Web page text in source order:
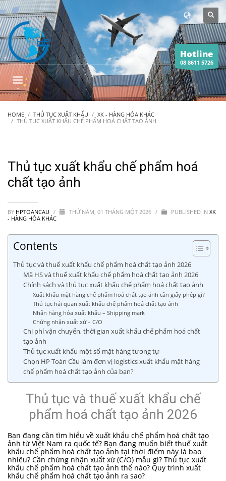
Hotline
08 8611 5726
HOME THỦ TỤC XUẤT KHẨU
XK - HÀNG HÓA KHÁC
THỦ TỤC XUẤT KHẨU CHẾ PHẨM HOÁ CHẤT TẠO ẢNH
Thủ tục xuất khẩu chế phẩm hoá
chất tạo ảnh
BY HPTOANCAU / THỨ NĂM, 01 THÁNG MỘT 2026 / PUBLISHED IN XK
- HÀNG HÓA KHÁC
Contents
Thủ tục và thuế xuất khẩu chế phẩm hoá chất tạo ảnh 2026
Mã HS và thuế xuất khẩu chế phẩm hoá chất tạo ảnh 2026
Chính sách và thủ tục xuất khẩu chế phẩm hoá chất tạo ảnh
Xuất khẩu mặt hàng chế phẩm hoá chất tạo ảnh cần giấy phép gì?
Thủ tục hải quan xuất khẩu chế phẩm hoá chất tạo ảnh
Nhãn hàng hóa xuất khẩu – Shipping mark
Chứng nhận xuất xứ – C/O
Chi phí vận chuyển, thời gian xuất khẩu chế phẩm hoá chất
tạo ảnh
Thủ tục xuất khẩu một số mặt hàng tương tự
Chọn HP Toàn Cầu làm đơn vị logistics xuất khẩu mặt hàng
chế phẩm hoá chất tạo ảnh của bạn?
Thủ tục và thuế xuất khẩu chế
phẩm hoá chất tạo ảnh 2026
Bạn đang cần tìm hiểu về xuất khẩu chế phẩm hoá chất tạo
ảnh từ Việt Nam ra quốc tế? Bạn đang muốn biết thuế xuất
khẩu chế phẩm hoá chất tạo ảnh tại thời điểm này là bao
nhiêu? Cần chứng nhận xuất xứ (C/O) mẫu gì? Thủ tục xuất
khẩu chế phẩm hoá chất tạo ảnh thế nào? Quy trình xuất
khẩu chế phẩm hoá chất tạo ảnh ra sao?